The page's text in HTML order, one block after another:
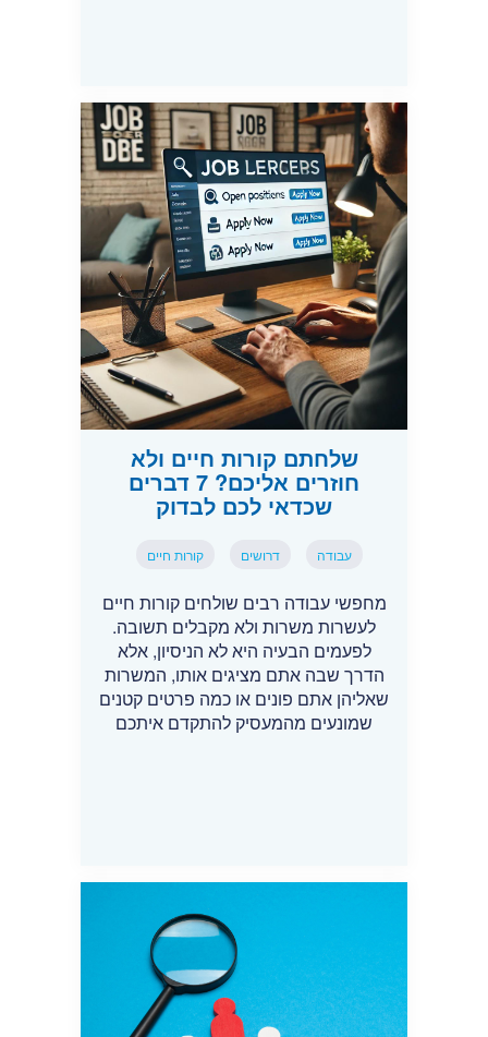
שלחתם קורות חיים ולא
חוזרים אליכם? 7 דברים
שכדאי לכם לבדוק
עבודה דרושים קורות חיים
מחפשי עבודה רבים שולחים קורות חיים
לעשרות משרות ולא מקבלים תשובה.
לפעמים הבעיה היא לא הניסיון, אלא
הדרך שבה אתם מציגים אותו, המשרות
שאליהן אתם פונים או כמה פרטים קטנים
שמונעים מהמעסיק להתקדם איתכם